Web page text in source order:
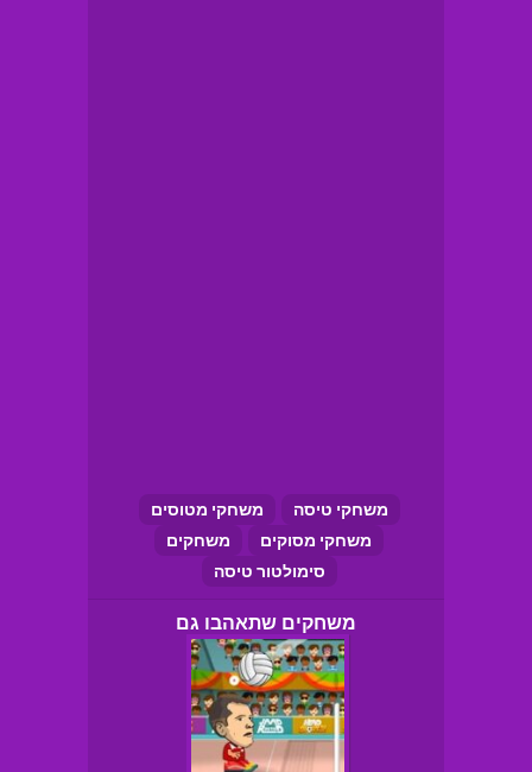
משחקי טיסה
משחקי מטוסים
משחקי מסוקים
משחקים
סימולטור טיסה
משחקים שתאהבו גם